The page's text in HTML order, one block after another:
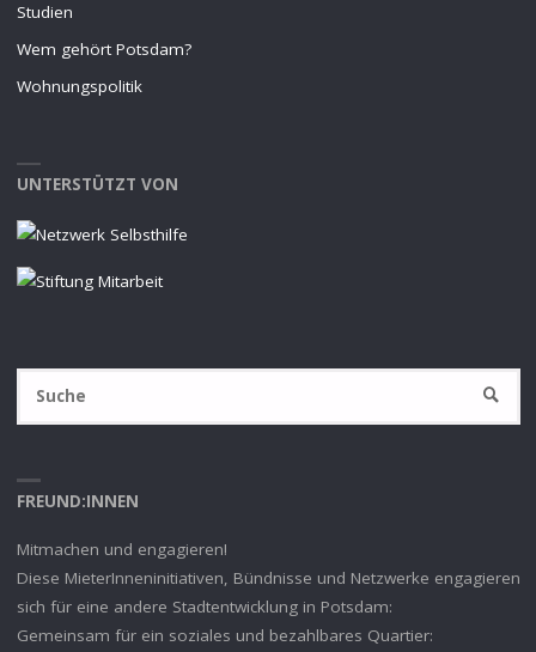
Studien
Wem gehört Potsdam?
Wohnungspolitik
UNTERSTÜTZT VON
SUCHE
FREUND:INNEN
Mitmachen und engagieren!
Diese MieterInneninitiativen, Bündnisse und Netzwerke engagieren
sich für eine andere Stadtentwicklung in Potsdam:
Gemeinsam für ein soziales und bezahlbares Quartier: